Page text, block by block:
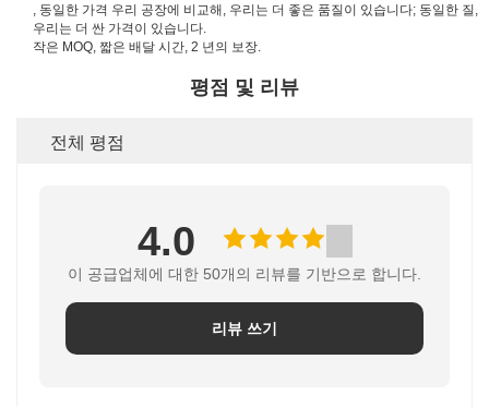
, 동일한 가격 우리 공장에 비교해, 우리는 더 좋은 품질이 있습니다; 동일한 질,
우리는 더 싼 가격이 있습니다.
작은 MOQ, 짧은 배달 시간, 2 년의 보장.
평점 및 리뷰
전체 평점
4.0
이 공급업체에 대한 50개의 리뷰를 기반으로 합니다.
리뷰 쓰기